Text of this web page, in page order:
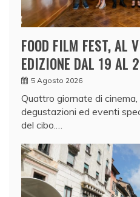
FOOD FILM FEST, AL
EDIZIONE DAL 19 AL
5 Agosto 2026
Quattro giornate di
degustazioni ed eventi
del cibo.…